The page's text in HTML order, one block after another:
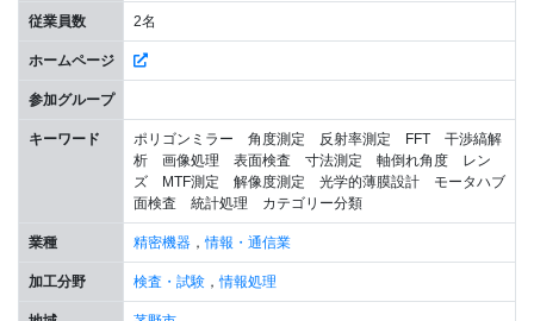
従業員数 2名
ホームページ
参加グループ
キーワード
ポリゴンミラー 角度測定 反射率測定 FFT 干渉縞解
析 画像処理 表面検査 寸法測定 軸倒れ角度 レン
ズ MTF測定 解像度測定 光学的薄膜設計 モータハブ
面検査 統計処理 カテゴリー分類
業種 精密機器，情報・通信業
加工分野 検査・試験，情報処理